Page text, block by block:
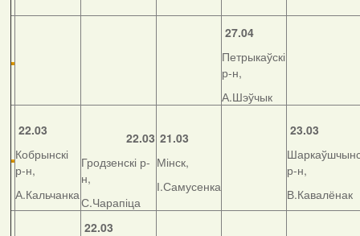
27.04
Петрыкаўскі
р-н,
А.Шэўчык
22.03
Кобрынскі
р-н,
А.Кальчанка
22.03
Гродзенскі р-
н,
С.Чарапіца
21.03
Мінск,
І.Самусенка
23.03
р-н,
В.Кавалёнак
22.03